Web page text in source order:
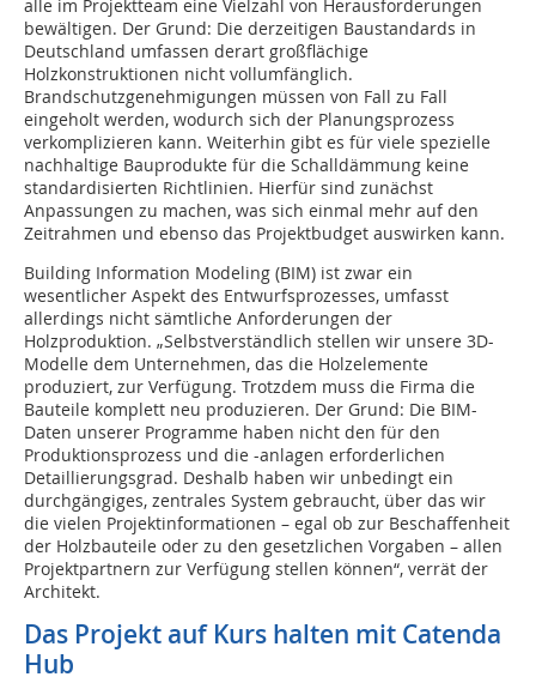
alle im Projektteam eine Vielzahl von Herausforderungen
bewältigen. Der Grund: Die derzeitigen Baustandards in
Deutschland umfassen derart großflächige
Holzkonstruktionen nicht vollumfänglich.
Brandschutzgenehmigungen müssen von Fall zu Fall
eingeholt werden, wodurch sich der Planungsprozess
verkomplizieren kann. Weiterhin gibt es für viele spezielle
nachhaltige Bauprodukte für die Schalldämmung keine
standardisierten Richtlinien. Hierfür sind zunächst
Anpassungen zu machen, was sich einmal mehr auf den
Zeitrahmen und ebenso das Projektbudget auswirken kann.
Building Information Modeling (BIM) ist zwar ein
wesentlicher Aspekt des Entwurfsprozesses, umfasst
allerdings nicht sämtliche Anforderungen der
Holzproduktion. „Selbstverständlich stellen wir unsere 3D-
Modelle dem Unternehmen, das die Holzelemente
produziert, zur Verfügung. Trotzdem muss die Firma die
Bauteile komplett neu produzieren. Der Grund: Die BIM-
Daten unserer Programme haben nicht den für den
Produktionsprozess und die -anlagen erforderlichen
Detaillierungsgrad. Deshalb haben wir unbedingt ein
durchgängiges, zentrales System gebraucht, über das wir
die vielen Projektinformationen – egal ob zur Beschaffenheit
der Holzbauteile oder zu den gesetzlichen Vorgaben – allen
Projektpartnern zur Verfügung stellen können“, verrät der
Architekt.
Das Projekt auf Kurs halten mit Catenda
Hub